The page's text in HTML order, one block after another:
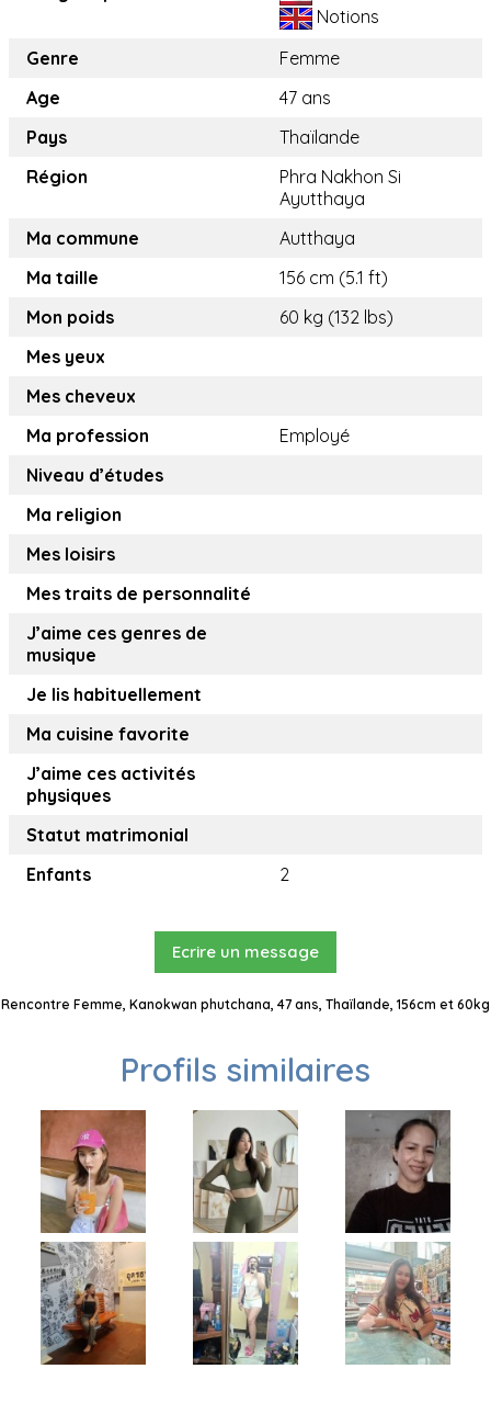
Notions
Genre
Femme
Age
47 ans
Pays
Thaïlande
Région
Phra Nakhon Si
Ayutthaya
Ma commune
Autthaya
Ma taille
156 cm (5.1 ft)
Mon poids
60 kg (132 lbs)
Mes yeux
Mes cheveux
Ma profession
Employé
Niveau d’études
Ma religion
Mes loisirs
Mes traits de personnalité
J’aime ces genres de
musique
Je lis habituellement
Ma cuisine favorite
J’aime ces activités
physiques
Statut matrimonial
Enfants
2
Ecrire un message
Rencontre Femme, Kanokwan phutchana, 47 ans, Thaïlande, 156cm et 60kg
Profils similaires